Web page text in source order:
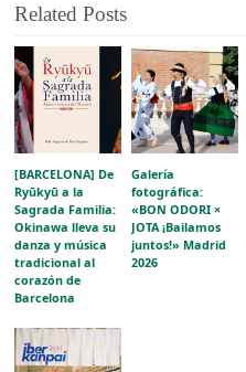
Related Posts
[BARCELONA] De
Ryūkyū a la
Sagrada Familia:
Okinawa lleva su
danza y música
tradicional al
corazón de
Barcelona
Galería
fotográfica:
«BON ODORI ×
JOTA ¡Bailamos
juntos!» Madrid
2026